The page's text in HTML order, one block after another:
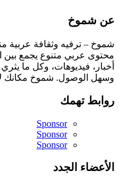
عن شموخ
محتوى عربي متنوع يجمع بين
أخبار، فيديوهات، وكل ما
وسهل الوصول. شموخ مكانك
روابط تهمك
Sponsor
Sponsor
Sponsor
الأعضاء الجدد